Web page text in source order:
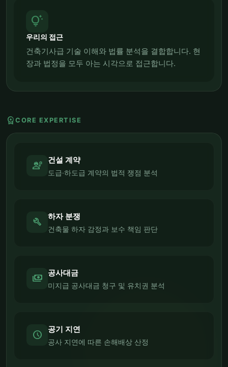
tips_and_updates
우리의 접근
건축기사급 기술 이해와 법률 분석을 결합합니다. 현
장과 법정을 모두 아는 시각으로 접근합니다.
workspace_premium CORE EXPERTISE
engineering 건설 계약
도급·하도급 계약의 법적 쟁점 분석
build 하자 분쟁
건축물 하자 감정과 보수 책임 판단
payments 공사대금
미지급 공사대금 청구 및 유치권 분석
schedule 공기 지연
공사 지연에 따른 손해배상 산정